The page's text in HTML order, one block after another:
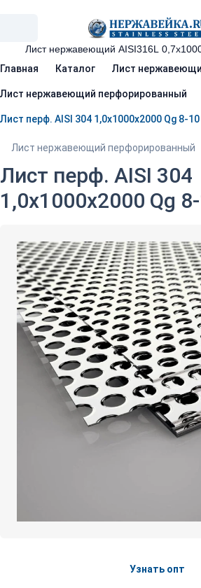
Главная Каталог Лист
Лист нержавеющий перфорированный
Лист перф. АISI 304 1,0х1000х2000 Qg 8-10
Лист нержавеющий перфорированный
Лист перф. АISI 304
1,0х1000х2000 Qg
Узнать опт